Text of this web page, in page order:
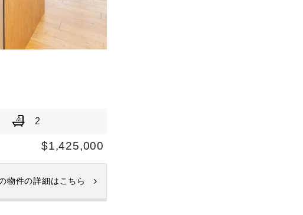
2
$1,425,000
物件の詳細はこちら